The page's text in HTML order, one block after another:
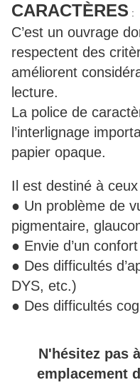
CARACTÈRES :
C’est un ouvrage
respectent des
améliorent
lecture.
La police de
l’interlignage
papier opaque.
Il est destiné à
● Un problème de
pigmentaire,
● Envie d’un
● Des difficultés
DYS, etc.)
● Des difficultés
N'hésitez pas
emplacement